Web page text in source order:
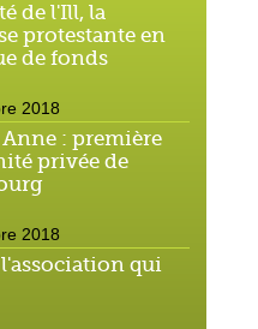
de l'Ill, la
protestante en
de fonds
2018
: première
privée de
2018
l'association qui